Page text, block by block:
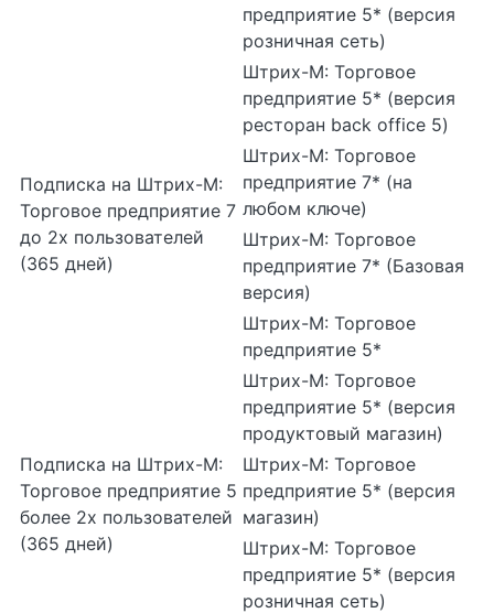
предприятие 5* (версия
розничная сеть)
Штрих-М: Торговое
предприятие 5* (версия
ресторан back office 5)
Подписка на Штрих-М:
Торговое предприятие 7
до 2х пользователей
(365 дней)
Штрих-М: Торговое
предприятие 7* (на
любом ключе)
Штрих-М: Торговое
предприятие 7* (Базовая
версия)
Подписка на Штрих-М:
Торговое предприятие 5
более 2х пользователей
(365 дней)
Штрих-М: Торговое
предприятие 5*
Штрих-М: Торговое
предприятие 5* (версия
продуктовый магазин)
Штрих-М: Торговое
предприятие 5* (версия
магазин)
Штрих-М: Торговое
предприятие 5* (версия
розничная сеть)